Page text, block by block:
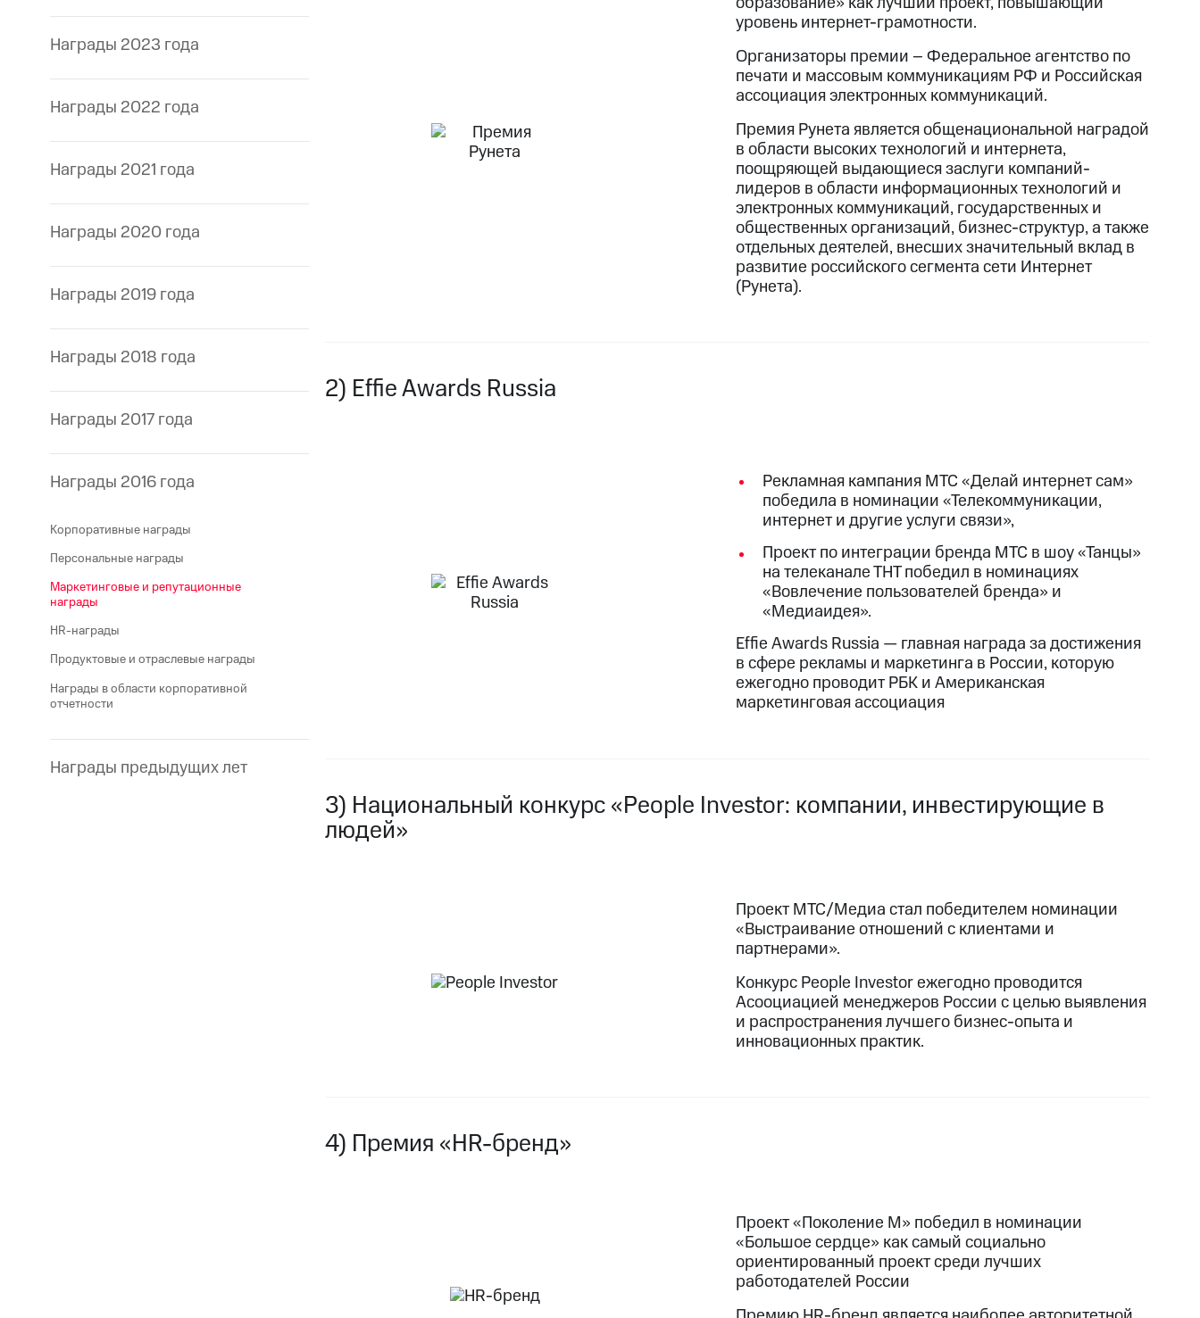
Награды 2023 года
Награды 2022 года
Награды 2021 года
Награды 2020 года
Награды 2019 года
Награды 2018 года
Награды 2017 года
Награды 2016 года
Корпоративные награды
Персональные награды
Маркетинговые и репутационные
награды
HR-награды
Продуктовые и отраслевые награды
Награды в области корпоративной
отчетности
Награды предыдущих лет
уровень интернет-грамотности.
Организаторы премии – Федеральное агентство по
печати и массовым коммуникациям РФ и Российская
ассоциация электронных коммуникаций.
Премия Рунета является общенациональной наградой
в области высоких технологий и интернета,
поощряющей выдающиеся заслуги компаний-
лидеров в области информационных технологий и
электронных коммуникаций, государственных и
общественных организаций, бизнес-структур, а также
отдельных деятелей, внесших значительный вклад в
развитие российского сегмента сети Интернет
(Рунета).
2) Effie Awards Russia
Рекламная кампания МТС «Делай интернет сам»
победила в номинации «Телекоммуникации,
интернет и другие услуги связи»,
Проект по интеграции бренда МТС в шоу «Танцы»
на телеканале ТНТ победил в номинациях
«Вовлечение пользователей бренда» и
«Медиаидея».
Effie Awards Russia — главная награда за достижения
в сфере рекламы и маркетинга в России, которую
ежегодно проводит РБК и Американская
маркетинговая ассоциация
3) Национальный конкурс «People Investor: компании, инвестирующие в
людей»
Проект МТС/Медиа стал победителем номинации
«Выстраивание отношений с клиентами и
партнерами».
Конкурс People Investor ежегодно проводится
Асооциацией менеджеров России с целью выявления
и распространения лучшего бизнес-опыта и
инновационных практик.
4) Премия «HR-бренд»
Проект «Поколение М» победил в номинации
«Большое сердце» как самый социально
ориентированный проект среди лучших
работодателей России